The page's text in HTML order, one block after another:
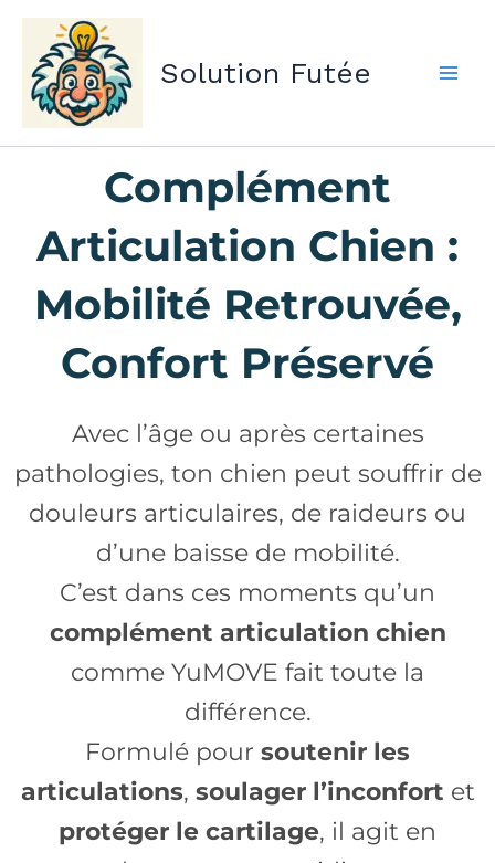
Aller
contenu
Solution Futée
Complément
Articulation Chien :
Mobilité Retrouvée,
Confort Préservé
Avec l’âge ou après certaines
pathologies, ton chien peut souffrir de
douleurs articulaires, de raideurs ou
d’une baisse de mobilité.
C’est dans ces moments qu’un
complément articulation chien
comme YuMOVE fait toute la
différence.
Formulé pour soutenir les
articulations, soulager l’inconfort et
protéger le cartilage, il agit en